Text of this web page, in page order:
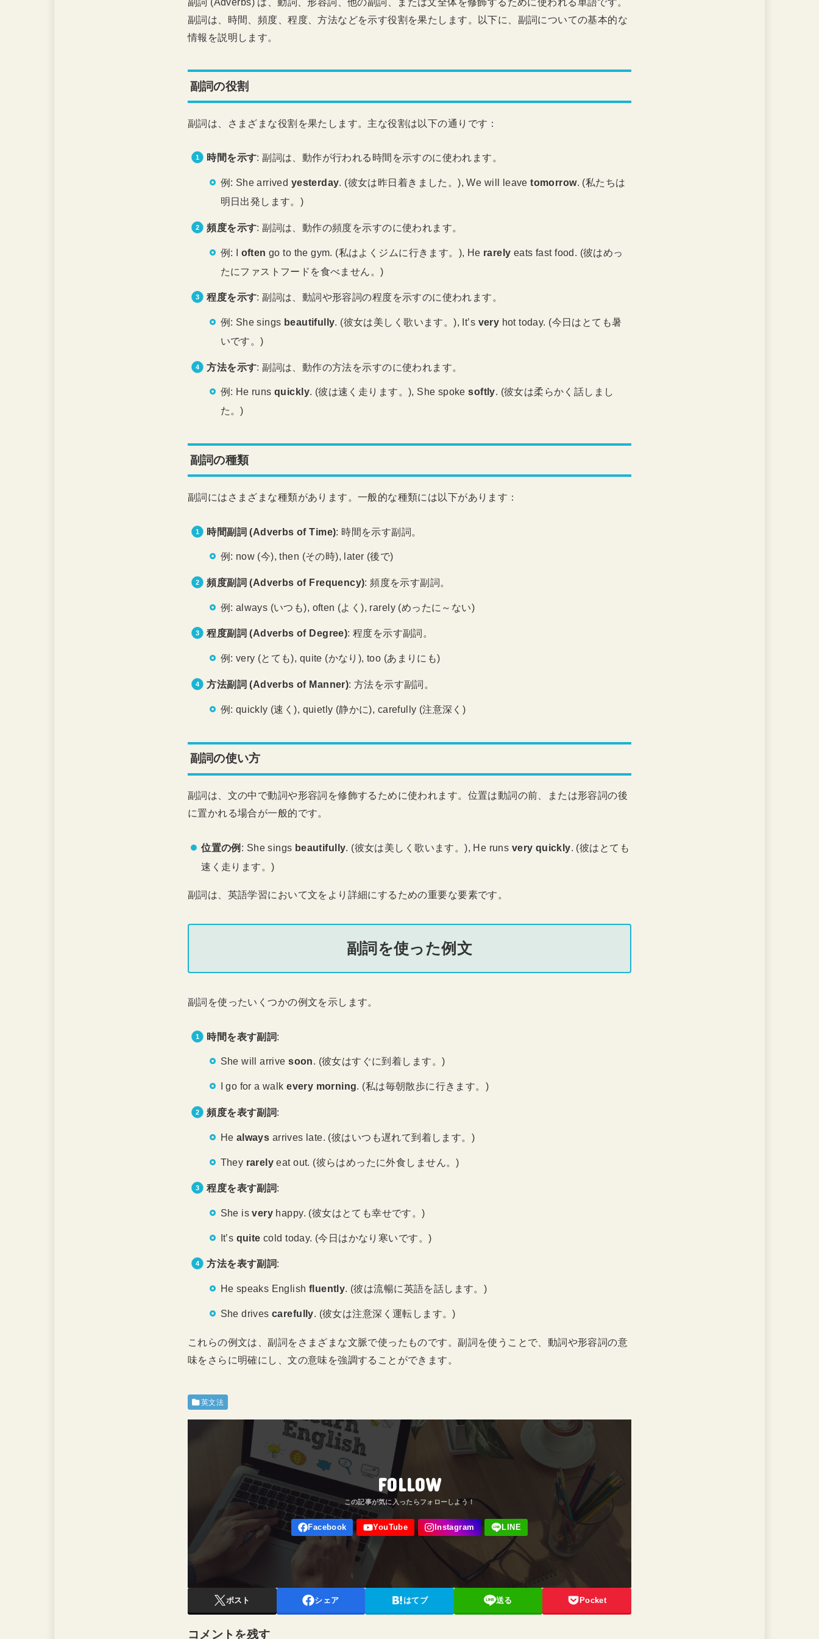
副詞は、時間、頻度、程度、方法などを示す役割を果たします。以下に、副詞についての基本的な
情報を説明します。
副詞の役割
副詞は、さまざまな役割を果たします。主な役割は以下の通りです：
時間を示す: 副詞は、動作が行われる時間を示すのに使われます。
例: She arrived yesterday. (彼女は昨日着きました。), We will leavetomorrow. (私たちは
明日出発します。)
頻度を示す: 副詞は、動作の頻度を示すのに使われます。
例: I often go to the gym. (私はよくジムに行きます。), He rarely eats fast food. (彼はめっ
たにファストフードを食べません。)
程度を示す: 副詞は、動詞や形容詞の程度を示すのに使われます。
例: She sings beautifully. (彼女は美しく歌います。), It’s very hot today. (今日はとても暑
いです。)
方法を示す: 副詞は、動作の方法を示すのに使われます。
例: He runsquickly. (彼は速く走ります。), She spokesoftly. (彼女は柔らかく話しまし
た。)
副詞の種類
副詞にはさまざまな種類があります。一般的な種類には以下があります：
時間副詞 (Adverbs of Time): 時間を示す副詞。
例: now (今), then (その時), later (後で)
頻度副詞 (Adverbs of Frequency): 頻度を示す副詞。
例: always (いつも), often (よく), rarely (めったに～ない)
程度副詞 (Adverbs of Degree): 程度を示す副詞。
例: very (とても), quite (かなり), too (あまりにも)
方法副詞 (Adverbs of Manner): 方法を示す副詞。
例: quickly (速く), quietly (静かに), carefully (注意深く)
副詞の使い方
副詞は、文の中で動詞や形容詞を修飾するために使われます。位置は動詞の前、または形容詞の後
に置かれる場合が一般的です。
位置の例 : She sings beautifully. (彼女は美しく歌います。), He runs very quickly. (彼はとても
速く走ります。)
副詞は、英語学習において文をより詳細にするための重要な要素です。
副詞を使った例文
副詞を使ったいくつかの例文を示します。
時間を表す副詞:
She will arrivesoon. (彼女はすぐに到着します。)
I go for a walkevery morning. (私は毎朝散歩に行きます。)
頻度を表す副詞:
He always arrives late. (彼はいつも遅れて到着します。)
They rarely eat out. (彼らはめったに外食しません。)
程度を表す副詞:
She isvery happy. (彼女はとても幸せです。)
It’s quite cold today. (今日はかなり寒いです。)
方法を表す副詞:
He speaks English fluently. (彼は流暢に英語を話します。)
She drivescarefully. (彼女は注意深く運転します。)
これらの例文は、副詞をさまざまな文脈で使ったものです。副詞を使うことで、動詞や形容詞の意
味をさらに明確にし、文の意味を強調することができます。
英文法
FOLLOW
ポスト シェア はてブ 送る Pocket
コメントを残す